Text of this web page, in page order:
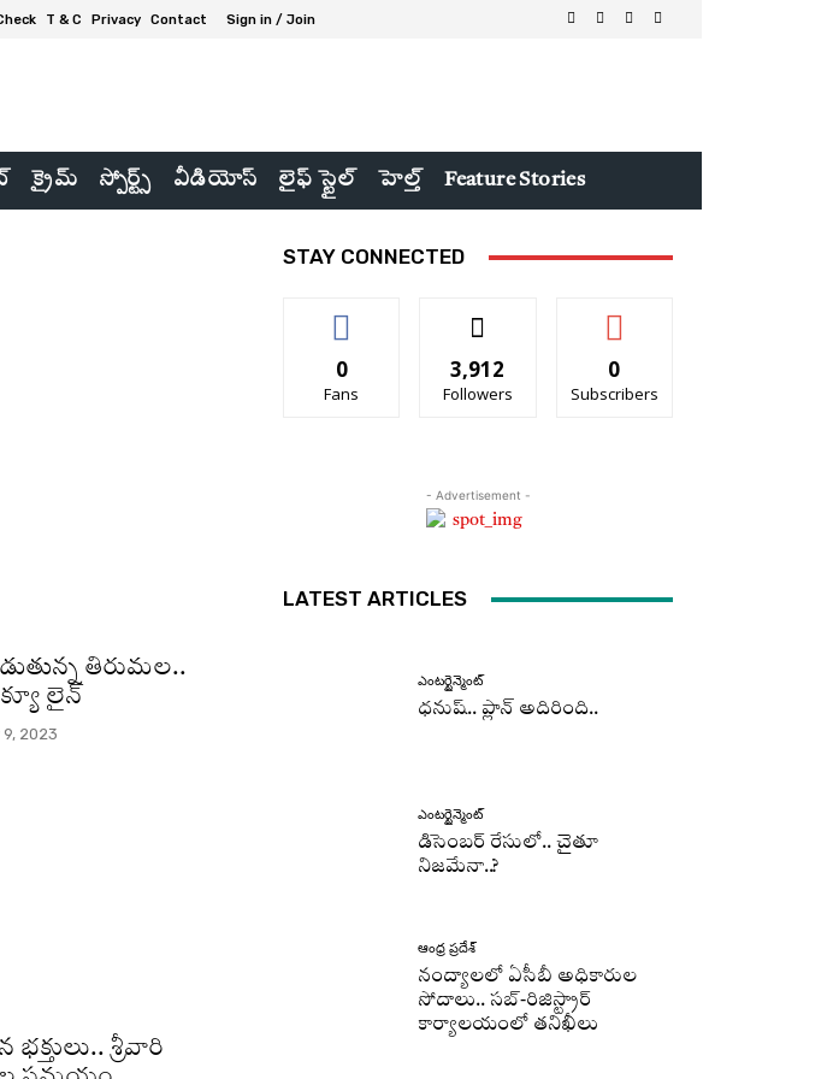
T & C Privacy Contact Sign in / Join
క్రైమ్ స్పోర్ట్స్ వీడియోస్ లైఫ్ స్టైల్ హెల్త్ Feature Stories
తిరుమల..
లైన్
2023
శ్రీవారి
STAY CONNECTED
0
Fans
3,912
Followers
0
Subscribers
- Advertisement -
LATEST ARTICLES
ఎంటర్టైన్మెంట్
ధనుష్‌.. ప్లాన్ అదిరింది..
ఎంటర్టైన్మెంట్
డిసెంబర్ రేసులో.. చైతూ
నిజమేనా..?
ఆంధ్ర ప్రదేశ్
నంద్యాలలో ఏసీబీ అధికారుల
సోదాలు.. సబ్-రిజిస్ట్రార్
కార్యాలయంలో తనిఖీలు